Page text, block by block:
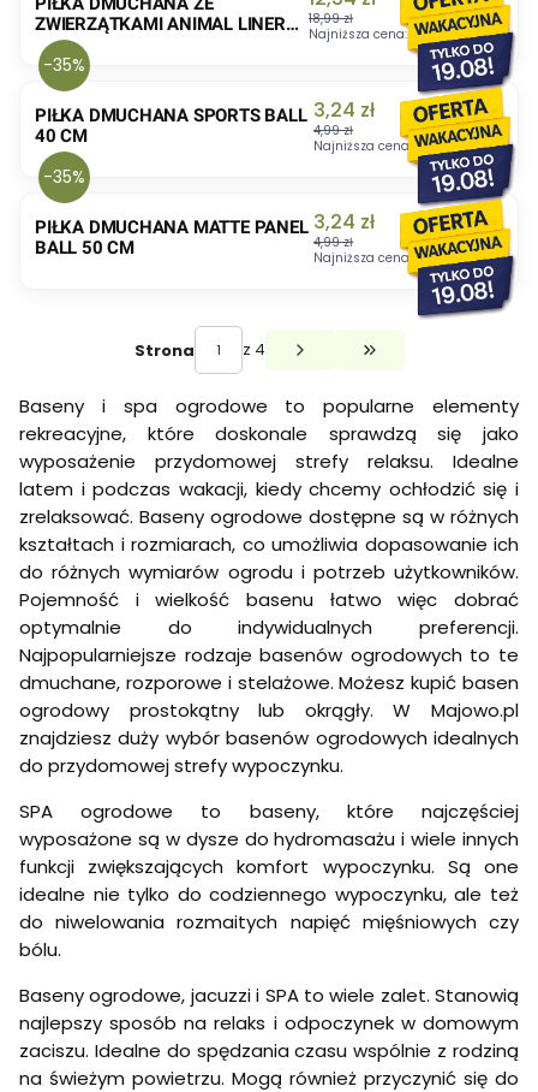
ZWIERZĄTKAMI ANIMAL LINER
BALL 50 CM
18,99 zł
Najniższa cena: 18,99 zł
PIŁKA DMUCHANA SPORTS BALL
40 CM
Cena promocyjna
3,24 zł
4,99 zł
-35%
Najniższa cena: 4,99 zł
PIŁKA DMUCHANA MATTE PANEL
BALL 50 CM
Cena promocyjna
3,24 zł
4,99 zł
-35%
Najniższa cena: 4,99 zł
Strona z 4 Przejdź do ostatniej
Baseny i spa ogrodowe to popularne elementy
rekreacyjne, które doskonale sprawdzą się jako
wyposażenie przydomowej strefy relaksu. Idealne
latem i podczas wakacji, kiedy chcemy ochłodzić się i
zrelaksować. Baseny ogrodowe dostępne są w różnych
kształtach i rozmiarach, co umożliwia dopasowanie ich
do różnych wymiarów ogrodu i potrzeb użytkowników.
Pojemność i wielkość basenu łatwo więc dobrać
optymalnie do indywidualnych preferencji.
Najpopularniejsze rodzaje basenów ogrodowych to te
dmuchane, rozporowe i stelażowe. Możesz kupić basen
ogrodowy prostokątny lub okrągły. W Majowo.pl
znajdziesz duży wybór basenów ogrodowych idealnych
do przydomowej strefy wypoczynku.
SPA ogrodowe to baseny, które najczęściej
wyposażone są w dysze do hydromasażu i wiele innych
funkcji zwiększających komfort wypoczynku. Są one
idealne nie tylko do codziennego wypoczynku, ale też
do niwelowania rozmaitych napięć mięśniowych czy
bólu.
Baseny ogrodowe, jacuzzi i SPA to wiele zalet. Stanowią
najlepszy sposób na relaks i odpoczynek w domowym
zaciszu. Idealne do spędzania czasu wspólnie z rodziną
na świeżym powietrzu. Mogą również przyczynić się do